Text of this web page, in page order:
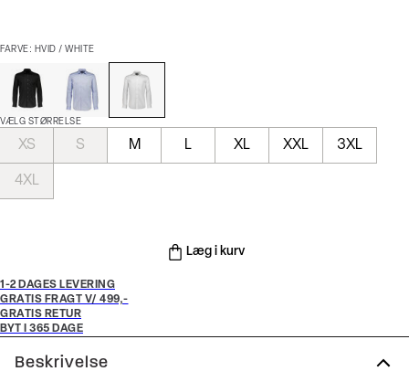
FARVE: HVID / WHITE
VÆLG STØRRELSE
XS S M L XL XXL 3XL
4XL
Læg i kurv
1-2 DAGES LEVERING
GRATIS FRAGT V/ 499,-
GRATIS RETUR
BYT I 365 DAGE
Beskrivelse